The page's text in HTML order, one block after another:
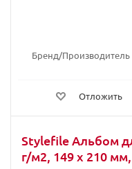
Бренд/Производитель
Отложить
Stylefile Альбом
г/м2, 149 x 210